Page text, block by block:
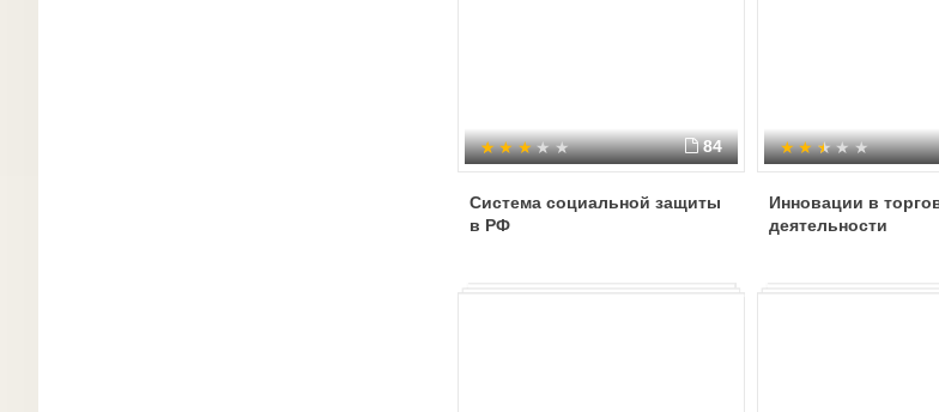
84
Система социальной защиты
в РФ
Инновации в
деятельности